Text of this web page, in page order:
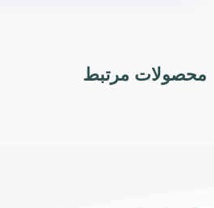
محصولات مرتبط